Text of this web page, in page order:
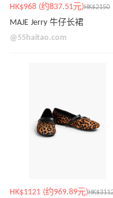
HK$968 (约837.51元)HK$2150
MAJE Jerry 牛仔长裙
@55haitao.com
HK$1121 (约969.89元)